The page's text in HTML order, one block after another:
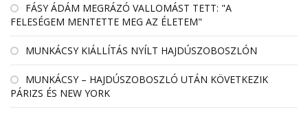
FÁSY ÁDÁM MEGRÁZÓ VALLOMÁST TETT: "A
FELESÉGEM MENTETTE MEG AZ ÉLETEM"
MUNKÁCSY KIÁLLÍTÁS NYÍLT HAJDÚSZOBOSZLÓN
MUNKÁCSY – HAJDÚSZOBOSZLÓ UTÁN KÖVETKEZIK
PÁRIZS ÉS NEW YORK